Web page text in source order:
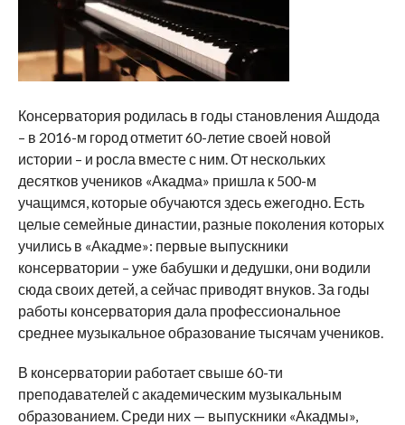
Консерватория родилась в годы становления Ашдода
– в 2016-м город отметит 60-летие своей новой
истории – и росла вместе с ним. От нескольких
десятков учеников «Акадма» пришла к 500-м
учащимся, которые обучаются здесь ежегодно. Есть
целые семейные династии, разные поколения которых
учились в «Акадме»: первые выпускники
консерватории – уже бабушки и дедушки, они водили
сюда своих детей, а сейчас приводят внуков. За годы
работы консерватория дала профессиональное
среднее музыкальное образование тысячам учеников.
В консерватории работает свыше 60-ти
преподавателей с академическим музыкальным
образованием. Среди них — выпускники «Акадмы»,